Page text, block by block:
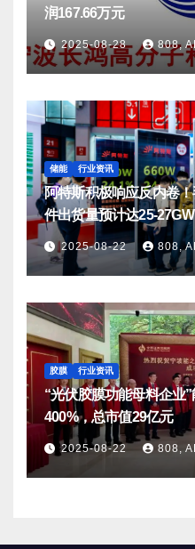
润167.66万元
2025-08-28 808,
储能 行业资讯
阿特斯积极响应反内卷
件出货量预计达25-27GW
2025-08-22 808,
胶膜 行业资讯
“光伏胶膜功能母料企业
400%，总市值29亿元
2025-08-22 808,